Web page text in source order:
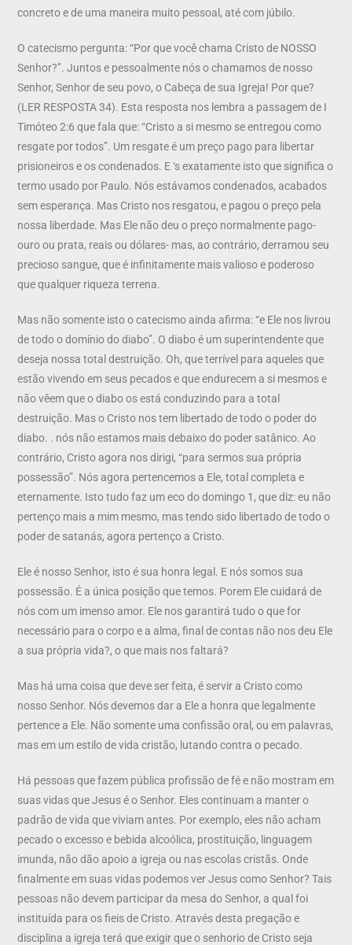
concreto e de uma maneira muito pessoal, até com júbilo.
O catecismo pergunta: “Por que você chama Cristo de NOSSO
Senhor?”. Juntos e pessoalmente nós o chamamos de nosso
Senhor, Senhor de seu povo, o Cabeça de sua Igreja! Por que?
(LER RESPOSTA 34). Esta resposta nos lembra a passagem de I
Timóteo 2:6 que fala que: “Cristo a si mesmo se entregou como
resgate por todos”. Um resgate é um preço pago para libertar
prisioneiros e os condenados. E ‘s exatamente isto que significa o
termo usado por Paulo. Nós estávamos condenados, acabados
sem esperança. Mas Cristo nos resgatou, e pagou o preço pela
nossa liberdade. Mas Ele não deu o preço normalmente pago-
ouro ou prata, reais ou dólares- mas, ao contrário, derramou seu
precioso sangue, que é infinitamente mais valioso e poderoso
que qualquer riqueza terrena.
Mas não somente isto o catecismo ainda afirma: “e Ele nos livrou
de todo o domínio do diabo”. O diabo é um superintendente que
deseja nossa total destruição. Oh, que terrível para aqueles que
estão vivendo em seus pecados e que endurecem a si mesmos e
não vêem que o diabo os está conduzindo para a total
destruição. Mas o Cristo nos tem libertado de todo o poder do
diabo. . nós não estamos mais debaixo do poder satânico. Ao
contrário, Cristo agora nos dirigi, “para sermos sua própria
possessão”. Nós agora pertencemos a Ele, total completa e
eternamente. Isto tudo faz um eco do domingo 1, que diz: eu não
pertenço mais a mim mesmo, mas tendo sido libertado de todo o
poder de satanás, agora pertenço a Cristo.
Ele é nosso Senhor, isto é sua honra legal. E nós somos sua
possessão. É a única posição que temos. Porem Ele cuidará de
nós com um imenso amor. Ele nos garantirá tudo o que for
necessário para o corpo e a alma, final de contas não nos deu Ele
a sua própria vida?, o que mais nos faltará?
Mas há uma coisa que deve ser feita, é servir a Cristo como
nosso Senhor. Nós devemos dar a Ele a honra que legalmente
pertence a Ele. Não somente uma confissão oral, ou em palavras,
mas em um estilo de vida cristão, lutando contra o pecado.
Há pessoas que fazem pública profissão de fé e não mostram em
suas vidas que Jesus é o Senhor. Eles continuam a manter o
padrão de vida que viviam antes. Por exemplo, eles não acham
pecado o excesso e bebida alcoólica, prostituição, linguagem
imunda, não dão apoio a igreja ou nas escolas cristãs. Onde
finalmente em suas vidas podemos ver Jesus como Senhor? Tais
pessoas não devem participar da mesa do Senhor, a qual foi
instituída para os fieis de Cristo. Através desta pregação e
disciplina a igreja terá que exigir que o senhorio de Cristo seja